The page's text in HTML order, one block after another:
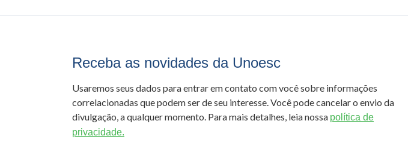
Receba as novidades da Unoesc
Usaremos seus dados para entrar em contato com você sobre informações
correlacionadas que podem ser de seu interesse. Você pode cancelar o envio da
divulgação, a qualquer momento. Para mais detalhes, leia nossa política de
privacidade.